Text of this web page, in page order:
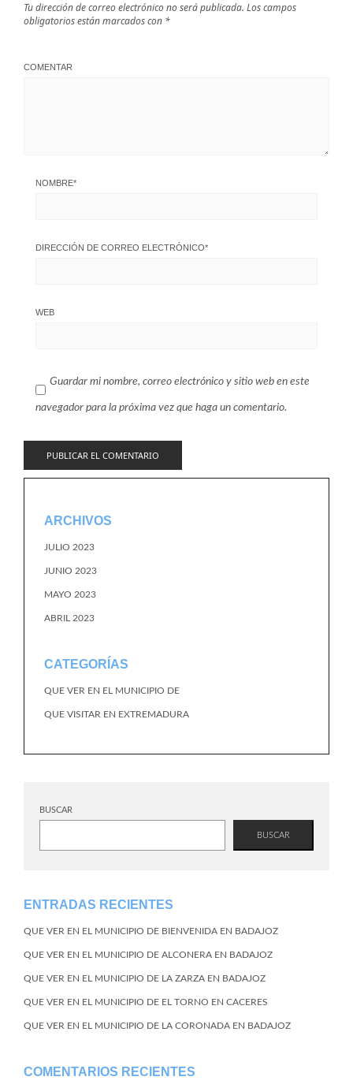
Tu dirección de correo electrónico no será publicada. Los campos
obligatorios están marcados con *
COMENTAR
NOMBRE*
DIRECCIÓN DE CORREO ELECTRÓNICO*
WEB
Guardar mi nombre, correo electrónico y sitio web en este
navegador para la próxima vez que haga un comentario.
ARCHIVOS
JULIO 2023
JUNIO 2023
MAYO 2023
ABRIL 2023
CATEGORÍAS
QUE VER EN EL MUNICIPIO DE
QUE VISITAR EN EXTREMADURA
BUSCAR
BUSCAR
ENTRADAS RECIENTES
QUE VER EN EL MUNICIPIO DE BIENVENIDA EN BADAJOZ
QUE VER EN EL MUNICIPIO DE ALCONERA EN BADAJOZ
QUE VER EN EL MUNICIPIO DE LA ZARZA EN BADAJOZ
QUE VER EN EL MUNICIPIO DE EL TORNO EN CACERES
QUE VER EN EL MUNICIPIO DE LA CORONADA EN BADAJOZ
COMENTARIOS RECIENTES